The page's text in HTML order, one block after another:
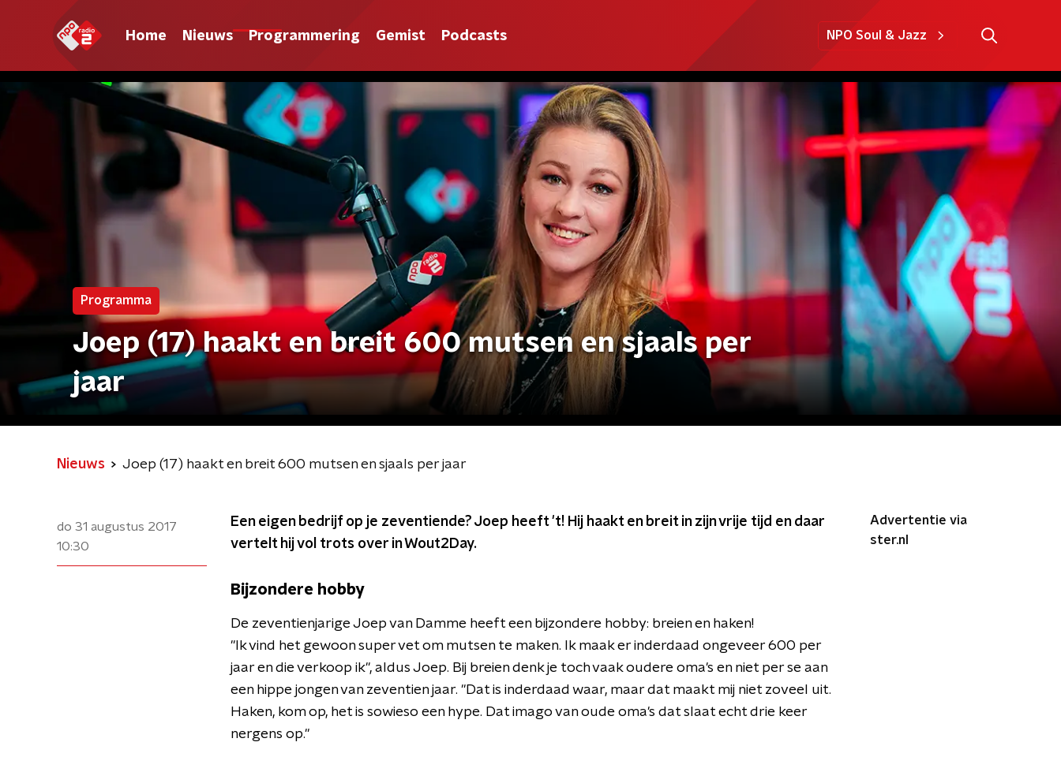
Home Nieuws Programmering Gemist Podcasts NPO Soul & Jazz
Programma
Joep (17) haakt en breit 600 mutsen en sjaals per
jaar
Nieuws Joep (17) haakt en breit 600 mutsen en sjaals per jaar
do 31 augustus 2017
10:30
Een eigen bedrijf op je zeventiende? Joep heeft 't! Hij haakt en breit in zijn vrije tijd en daar
vertelt hij vol trots over in Wout2Day.
Bijzondere hobby
​De zeventienjarige Joep van Damme heeft een bijzondere hobby: breien en haken!
"Ik vind het gewoon super vet om mutsen te maken. Ik maak er inderdaad ongeveer 600 per
jaar en die verkoop ik", aldus Joep. Bij breien denk je toch vaak oudere oma's en niet per se aan
een hippe jongen van zeventien jaar. "Dat is inderdaad waar, maar dat maakt mij niet zoveel uit.
Haken, kom op, het is sowieso een hype. Dat imago van oude oma's dat slaat echt drie keer
nergens op."
Advertentie via
ster.nl